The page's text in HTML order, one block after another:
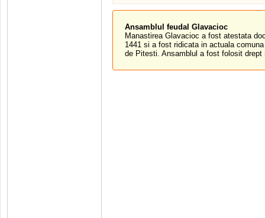
Ansamblul feudal Glavacioc
Manastirea Glavacioc a fost atestata
1441 si a fost ridicata in actuala
de Pitesti. Ansamblul a fost folosit drept